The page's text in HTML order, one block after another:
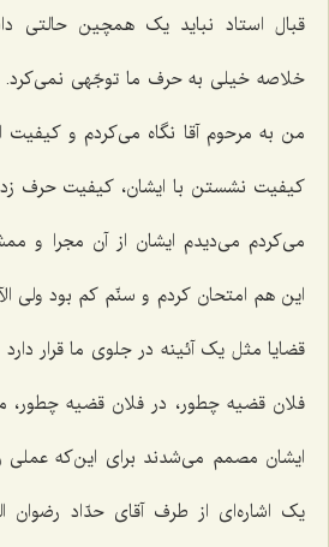
قبال استاد نباید یک همچین حالتی
خلاصه خیلی به حرف ما توجّهی
من به مرحوم آقا نگاه می‌کردم و کیفیت
کیفیت نشستن با ایشان، کیفیت حرف
می‌کردم می‌دیدم ایشان از آن مجرا و
این هم امتحان کردم و سنّم کم بود ولی
قضایا مثل یک آئینه در جلوی ما قرار
فلان قضیه چطور، در فلان قضیه چطور،
ایشان مصمم می‌شدند برای این‌که عملی
یک اشاره‌ای از طرف آقای حدّاد